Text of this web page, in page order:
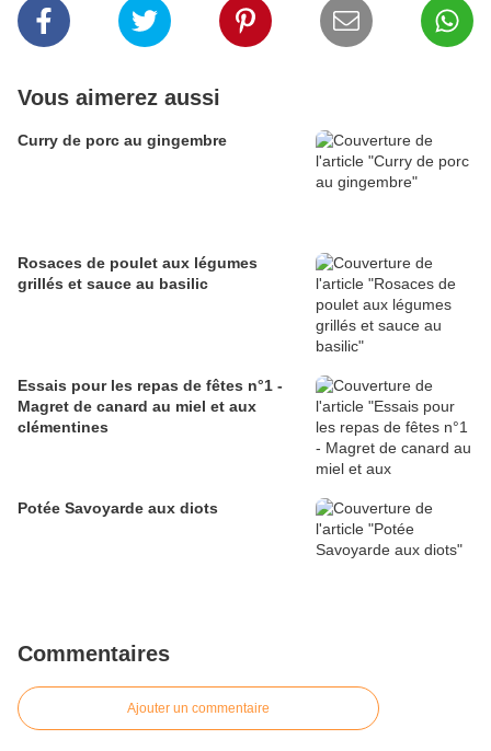
Vous aimerez aussi
Curry de porc au gingembre
Rosaces de poulet aux légumes
grillés et sauce au basilic
Essais pour les repas de fêtes n°1 -
Magret de canard au miel et aux
clémentines
Potée Savoyarde aux diots
Commentaires
Ajouter un commentaire